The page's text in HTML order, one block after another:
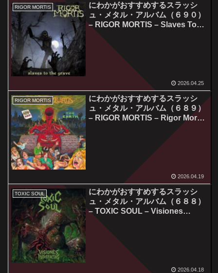
RIGOR MORTIS
にわかがおすすめするスラッシ
ュ・メタル・アルバム（６９０）
– RIGOR MORTIS – Slaves To
The Grave
2026.04.25
RIGOR MORTIS
にわかがおすすめするスラッシ
ュ・メタル・アルバム（６８９）
– RIGOR MORTIS – Rigor Mortis
2026.04.19
TOXIC SOUL
にわかがおすすめするスラッシ
ュ・メタル・アルバム（６８８）
– TOXIC SOUL – Visiones
Putrefactas
2026.04.18